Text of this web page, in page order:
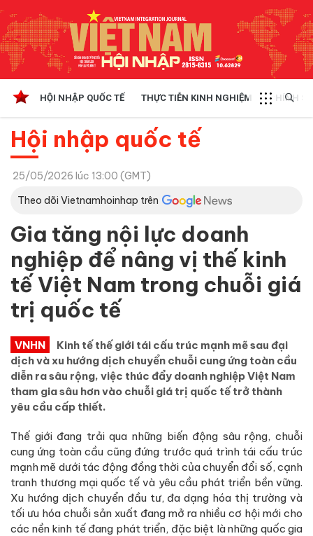
HỘI NHẬP QUỐC TẾ THỰC TIỄN KINH NGHIỆM CHÍNH
Hội nhập quốc tế
25/05/2026 lúc 13:00 (GMT)
Theo dõi Vietnamhoinhap trên
Gia tăng nội lực doanh
nghiệp để nâng vị thế kinh
tế Việt Nam trong chuỗi giá
trị quốc tế
VNHN
Kinh tế thế giới tái cấu trúc mạnh mẽ sau đại
dịch và xu hướng dịch chuyển chuỗi cung ứng toàn cầu
diễn ra sâu rộng, việc thúc đẩy doanh nghiệp Việt Nam
tham gia sâu hơn vào chuỗi giá trị quốc tế trở thành
yêu cầu cấp thiết.
Thế giới đang trải qua những biến động sâu rộng, chuỗi
cung ứng toàn cầu cũng đứng trước quá trình tái cấu trúc
mạnh mẽ dưới tác động đồng thời của chuyển đổi số, cạnh
tranh thương mại quốc tế và yêu cầu phát triển bền vững.
Xu hướng dịch chuyển đầu tư, đa dạng hóa thị trường và
tối ưu hóa chuỗi sản xuất đang mở ra nhiều cơ hội mới cho
các nền kinh tế đang phát triển, đặc biệt là những quốc gia